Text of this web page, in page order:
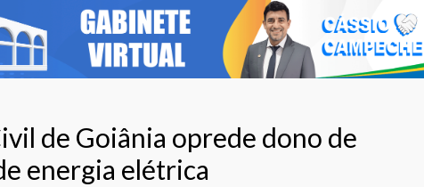
de Goiânia oprede dono de
energia elétrica